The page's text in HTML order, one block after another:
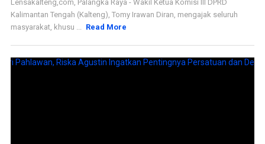
Lensakalteng,com, Palangka Raya - Wakil Ketua Komisi III DPRD
Kalimantan Tengah (Kalteng), Tomy Irawan Diran, mengajak seluruh
masyarakat, khusu ... Read More